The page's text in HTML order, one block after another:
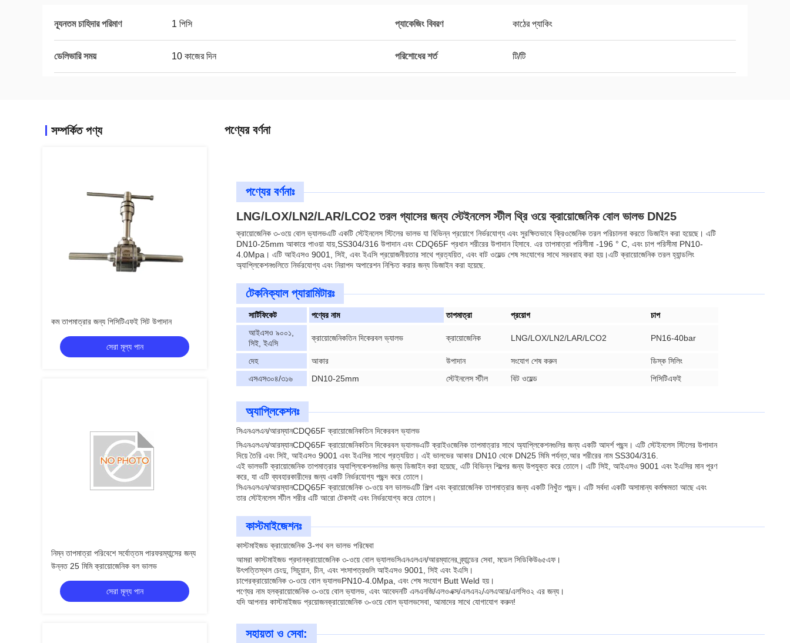
ন্যূনতম চাহিদার পরিমাণ 1 পিসি প্যাকেজিং বিবরণ কাঠের প্যাকিং
ডেলিভারি সময় 10 কাজের দিন পরিশোধের শর্ত টি/টি
সম্পর্কিত পণ্য
কম তাপমাত্রার জন্য পিসিটিএফই সিট উপাদান
সেরা মূল্য পান
নিম্ন তাপমাত্রা পরিবেশে সর্বোত্তম পারফরম্যান্সের জন্য
উন্নত 25 মিমি ক্রায়োজেনিক বল ভালভ
সেরা মূল্য পান
পণ্যের বর্ণনা
পণ্যের বর্ণনাঃ
LNG/LOX/LN2/LAR/LCO2 তরল গ্যাসের জন্য স্টেইনলেস স্টীল থ্রি ওয়ে ক্রায়োজেনিক বোল ভালভ DN25
ক্রায়োজেনিক ৩-ওয়ে বোল ভ্যালভএটি একটি স্টেইনলেস স্টিলের ভালভ যা বিভিন্ন প্রয়োগে নির্ভরযোগ্য এবং সুরক্ষিতভাবে ক্রিওজেনিক তরল পরিচালনা করতে ডিজাইন করা হয়েছে। এটি
DN10-25mm আকারে পাওয়া যায়,SS304/316 উপাদান এবং CDQ65F প্রধান শরীরের উপাদান হিসাবে. এর তাপমাত্রা পরিসীমা -196 ° C, এবং চাপ পরিসীমা PN10-
4.0Mpa। এটি আইএসও 9001, সিই, এবং ইএসি প্রয়োজনীয়তার সাথে প্রত্যয়িত, এবং বাট ওয়েল্ড শেষ সংযোগের সাথে সরবরাহ করা হয়।এটি ক্রায়োজেনিক তরল হ্যান্ডলিং
অ্যাপ্লিকেশনগুলিতে নির্ভরযোগ্য এবং নিরাপদ অপারেশন নিশ্চিত করার জন্য ডিজাইন করা হয়েছে.
টেকনিক্যাল প্যারামিটারঃ
সার্টিফিকেট পণ্যের নাম তাপমাত্রা প্রয়োগ
চাপ
আইএসও ৯০০১,
সিই, ইএসি
ক্রায়োজেনিকতিন দিকেরবল ভ্যালভ ক্রায়োজেনিক LNG/LOX/LN2/LAR/LCO2 PN16-40bar
দেহ আকার উপাদান সংযোগ শেষ করুন
ডিস্ক সিলিং
এসএস৩০৪/৩১৬
DN10-25mm স্টেইনলেস স্টীল বিট ওয়েল্ড পিসিটিএফই
অ্যাপ্লিকেশনঃ
সিএনএলএন/আরম্যানCDQ65F ক্রায়োজেনিকতিন দিকেরবল ভ্যালভ
সিএনএলএন/আরম্যানCDQ65F ক্রায়োজেনিকতিন দিকেরবল ভ্যালভএটি ক্রাইওজেনিক তাপমাত্রার সাথে অ্যাপ্লিকেশনগুলির জন্য একটি আদর্শ পছন্দ। এটি স্টেইনলেস স্টিলের উপাদান
দিয়ে তৈরি এবং সিই, আইএসও 9001 এবং ইএসির সাথে প্রত্যয়িত। এই ভালভের আকার DN10 থেকে DN25 মিমি পর্যন্ত,আর শরীরের নাম SS304/316.
এই ভালভটি ক্রায়োজেনিক তাপমাত্রার অ্যাপ্লিকেশনগুলির জন্য ডিজাইন করা হয়েছে, এটি বিভিন্ন শিল্পের জন্য উপযুক্ত করে তোলে। এটি সিই, আইএসও 9001 এবং ইএসির মান পূরণ
করে, যা এটি ব্যবহারকারীদের জন্য একটি নির্ভরযোগ্য পছন্দ করে তোলে।
সিএনএলএন/আরম্যানCDQ65F ক্রায়োজেনিক ৩-ওয়ে বল ভালভএটি শিল্প এবং ক্রায়োজেনিক তাপমাত্রার জন্য একটি নিখুঁত পছন্দ। এটি সর্বদা একটি অসামান্য কর্মক্ষমতা আছে এবং
তার স্টেইনলেস স্টীল শরীর এটি আরো টেকসই এবং নির্ভরযোগ্য করে তোলে।
কাস্টমাইজেশনঃ
কাস্টমাইজড ক্রায়োজেনিক 3-পথ বল ভালভ পরিষেবা
আমরা কাস্টমাইজড প্রদানক্রায়োজেনিক ৩-ওয়ে বোল ভ্যালভসিএনএলএন/আরম্যানের ব্র্যান্ডের সেবা, মডেল সিডিকিউ৬৫এফ।
উৎপত্তিস্থল চেংদু, সিচুয়ান, চীন, এবং শংসাপত্রগুলি আইএসও 9001, সিই এবং ইএসি।
চাপেরক্রায়োজেনিক ৩-ওয়ে বোল ভ্যালভPN10-4.0Mpa, এবং শেষ সংযোগ Butt Weld হয়।
পণ্যের নাম হলক্রায়োজেনিক ৩-ওয়ে বোল ভ্যালভ , এবং আবেদনটি এলএনজি/এলওএক্স/এলএন২/এলএআর/এলসিও২ এর জন্য।
যদি আপনার কাস্টমাইজড প্রয়োজনক্রায়োজেনিক ৩-ওয়ে বোল ভ্যালভসেবা, আমাদের সাথে যোগাযোগ করুন!
সহায়তা ও সেবা: